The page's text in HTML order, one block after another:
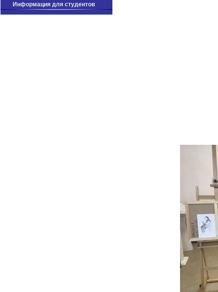
Информация для студентов